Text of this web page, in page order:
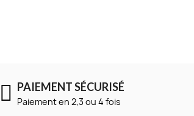
PAIEMENT SÉCURISÉ
Paiement en 2,3 ou 4 fois